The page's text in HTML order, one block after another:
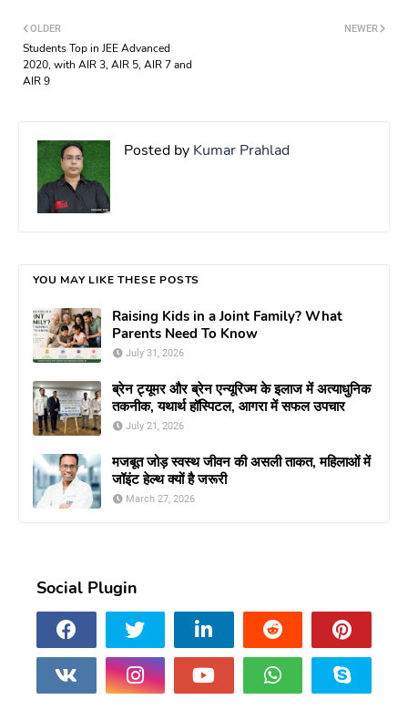
NEWER
OLDER
Students Top in JEE Advanced
2020, with AIR 3, AIR 5, AIR 7 and
AIR 9
Posted by Kumar Prahlad
YOU MAY LIKE THESE POSTS
Raising Kids in a Joint Family? What
Parents Need To Know
July 31, 2026
ब्रेन ट्यूमर और ब्रेन एन्यूरिज्म के इलाज में अत्याधुनिक
तकनीक, यथार्थ हॉस्पिटल, आगरा में सफल उपचार
July 21, 2026
मजबूत जोड़ स्वस्थ जीवन की असली ताकत, महिलाओं में
जॉइंट हेल्थ क्यों है जरूरी
March 27, 2026
Social Plugin